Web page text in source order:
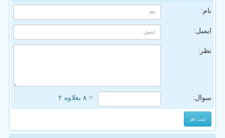
نام:
ایمیل:
نظر:
سوال: = ۸ بعلاوه ۲